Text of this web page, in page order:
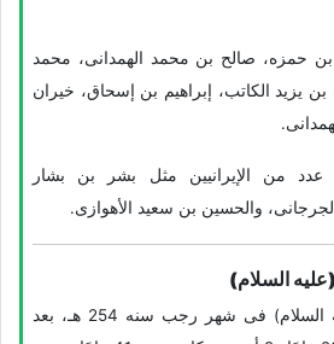
حمزه، صالح بن محمد الهمدانی، محمد
یزید الکاتب، إبراهیم بن إسحاق، خیران
من الإیرانیین مثل بشر بن بشار
والحسین بن سعید الأهوازی.
السلام)
توفی الإمام الهادی (علیه السلام) فی شهر رجب سنه 254 هـ، بعد